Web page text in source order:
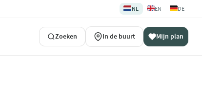
🇳🇱NL 🇬🇧EN 🇩🇪DE
Zoeken In de buurt Mijn plan